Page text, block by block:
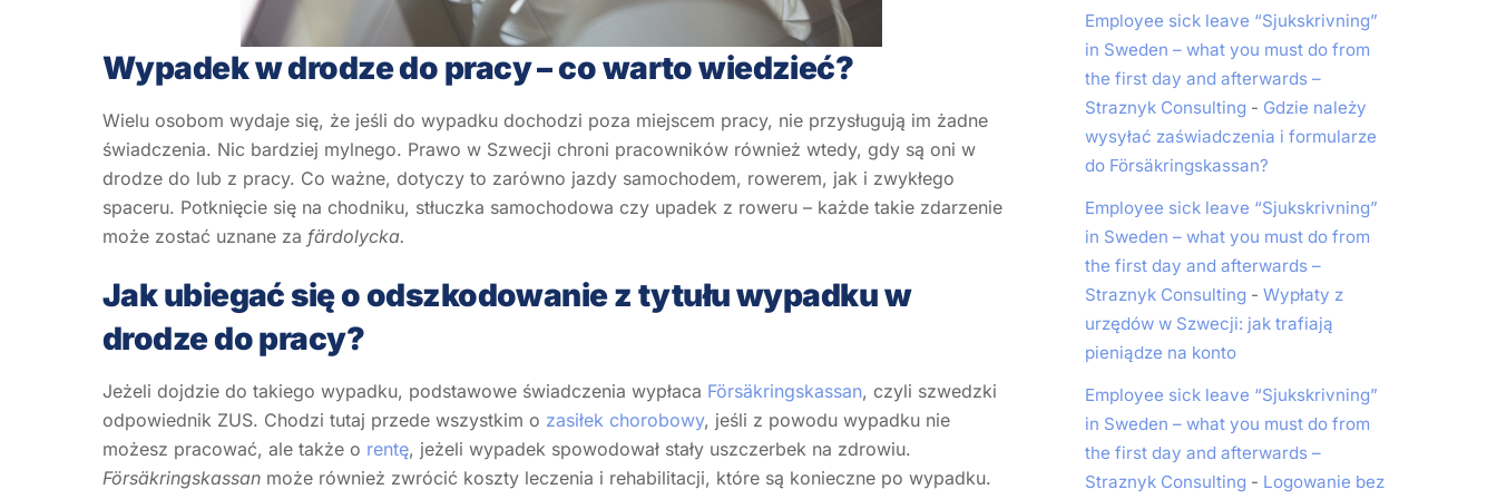
Wypadek w drodze do pracy – co warto wiedzieć?
Wielu osobom wydaje się, że jeśli do wypadku dochodzi poza miejscem pracy, nie przysługują im żadne
świadczenia. Nic bardziej mylnego. Prawo w Szwecji chroni pracowników również wtedy, gdy są oni w
drodze do lub z pracy. Co ważne, dotyczy to zarówno jazdy samochodem, rowerem, jak i zwykłego
spaceru. Potknięcie się na chodniku, stłuczka samochodowa czy upadek z roweru – każde takie zdarzenie
może zostać uznane za färdolycka.
Jak ubiegać się o odszkodowanie z tytułu wypadku w
drodze do pracy?
Jeżeli dojdzie do takiego wypadku, podstawowe świadczenia wypłaca Försäkringskassan, czyli szwedzki
odpowiednik ZUS. Chodzi tutaj przede wszystkim o zasiłek chorobowy, jeśli z powodu wypadku nie
możesz pracować, ale także o rentę, jeżeli wypadek spowodował stały uszczerbek na zdrowiu.
Försäkringskassan może również zwrócić koszty leczenia i rehabilitacji, które są konieczne po wypadku.
Employee sick leave “Sjukskrivning”
in Sweden – what you must do from
the first day and afterwards –
Straznyk Consulting - Gdzie należy
wysyłać zaświadczenia i formularze
do Försäkringskassan?
Employee sick leave “Sjukskrivning”
in Sweden – what you must do from
the first day and afterwards –
Straznyk Consulting - Wypłaty z
urzędów w Szwecji: jak trafiają
pieniądze na konto
Employee sick leave “Sjukskrivning”
in Sweden – what you must do from
the first day and afterwards –
Straznyk Consulting - Logowanie bez